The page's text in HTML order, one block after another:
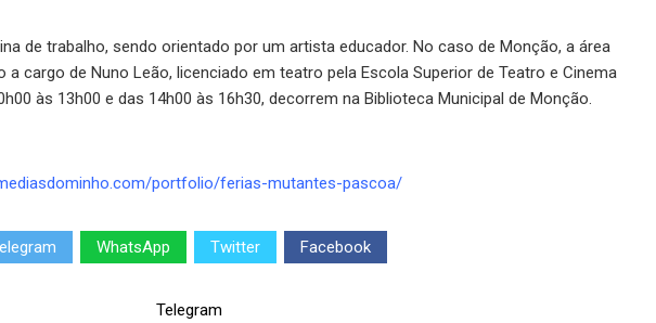
de trabalho, sendo orientado por um artista educador. No caso de Monção, a área
cargo de Nuno Leão, licenciado em teatro pela Escola Superior de Teatro e Cinema
às 13h00 e das 14h00 às 16h30, decorrem na Biblioteca Municipal de Monção.
portfolio/ferias-mutantes-pascoa/
WhatsApp Twitter Facebook